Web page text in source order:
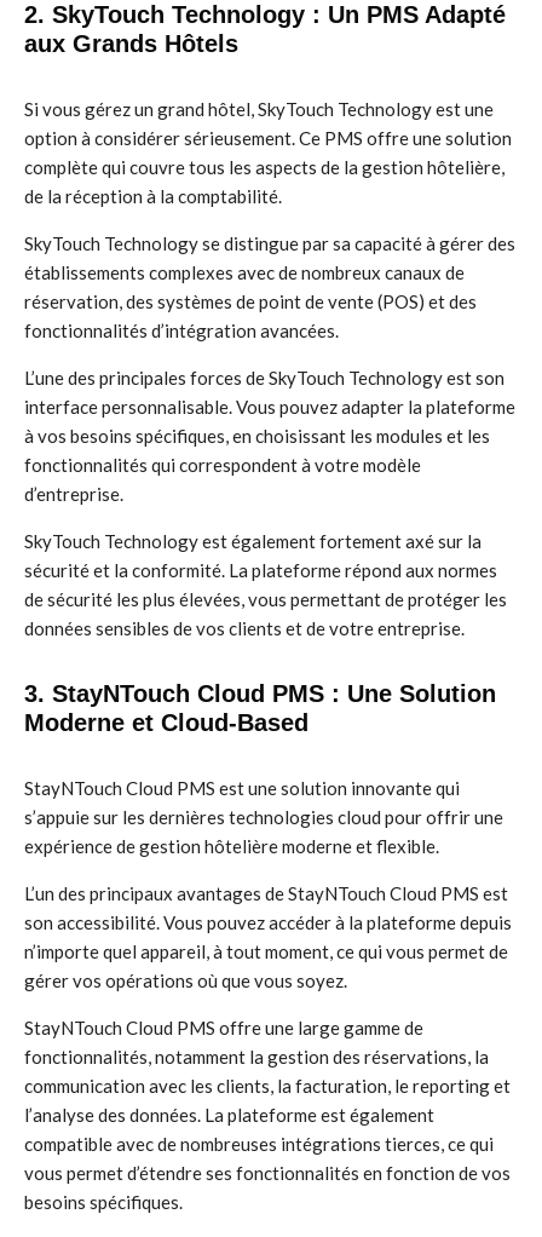
2. SkyTouch Technology : Un PMS Adapté
aux Grands Hôtels
Si vous gérez un grand hôtel, SkyTouch Technology est une
option à considérer sérieusement. Ce PMS offre une solution
complète qui couvre tous les aspects de la gestion hôtelière,
de la réception à la comptabilité.
SkyTouch Technology se distingue par sa capacité à gérer des
établissements complexes avec de nombreux canaux de
réservation, des systèmes de point de vente (POS) et des
fonctionnalités d’intégration avancées.
L’une des principales forces de SkyTouch Technology est son
interface personnalisable. Vous pouvez adapter la plateforme
à vos besoins spécifiques, en choisissant les modules et les
fonctionnalités qui correspondent à votre modèle
d’entreprise.
SkyTouch Technology est également fortement axé sur la
sécurité et la conformité. La plateforme répond aux normes
de sécurité les plus élevées, vous permettant de protéger les
données sensibles de vos clients et de votre entreprise.
3. StayNTouch Cloud PMS : Une Solution
Moderne et Cloud-Based
StayNTouch Cloud PMS est une solution innovante qui
s’appuie sur les dernières technologies cloud pour offrir une
expérience de gestion hôtelière moderne et flexible.
L’un des principaux avantages de StayNTouch Cloud PMS est
son accessibilité. Vous pouvez accéder à la plateforme depuis
n’importe quel appareil, à tout moment, ce qui vous permet de
gérer vos opérations où que vous soyez.
StayNTouch Cloud PMS offre une large gamme de
fonctionnalités, notamment la gestion des réservations, la
communication avec les clients, la facturation, le reporting et
l’analyse des données. La plateforme est également
compatible avec de nombreuses intégrations tierces, ce qui
vous permet d’étendre ses fonctionnalités en fonction de vos
besoins spécifiques.